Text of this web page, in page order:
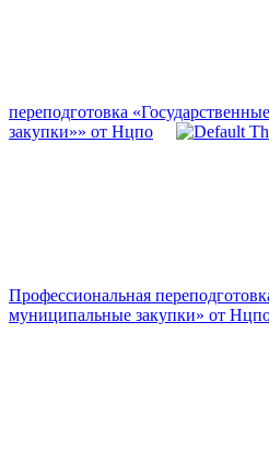
переподготовка
закупки»» от Нцпо
Профессиональная
муниципальные закупки» от